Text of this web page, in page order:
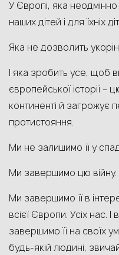
У Європі, яка
наших дітей і для їхніх
Яка не дозволить
І яка зробить усе, щоб
європейської історії
континенті й загрожує
протистояння.
Ми не залишимо її у
Ми завершимо цю війну.
Ми завершимо її в
всієї Європи. Усіх нас.
завершимо її на своїх
будь-якій людині,